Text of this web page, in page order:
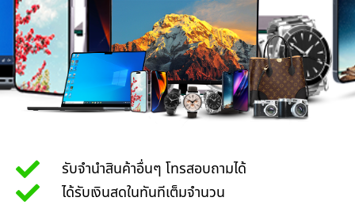
รับจำนำสินค้าอื่นๆ โทรสอบถามได้
ได้รับเงินสดในทันทีเต็มจำนวน